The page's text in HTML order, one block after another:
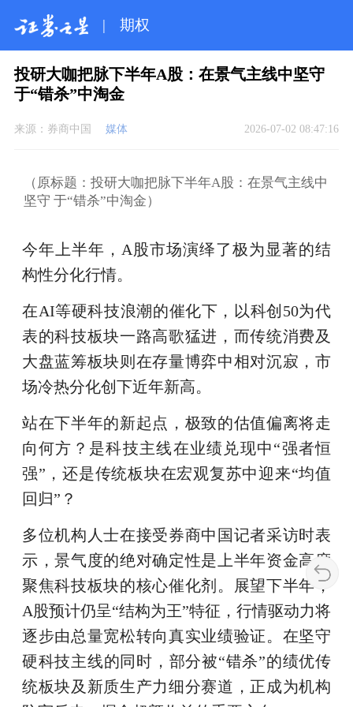
| 期权
投研大咖把脉下半年A股：在景气主线中坚守
于“错杀”中淘金
来源： 券商中国 媒体 2026-07-02 08:47:16
（原标题：投研大咖把脉下半年A股：在景气主线中
坚守 于“错杀”中淘金）
今年上半年，A股市场演绎了极为显著的结
构性分化行情。
在AI等硬科技浪潮的催化下，以科创50为代
表的科技板块一路高歌猛进，而传统消费及
大盘蓝筹板块则在存量博弈中相对沉寂，市
场冷热分化创下近年新高。
站在下半年的新起点，极致的估值偏离将走
向何方？是科技主线在业绩兑现中“强者恒
强”，还是传统板块在宏观复苏中迎来“均值
回归”？
多位机构人士在接受券商中国记者采访时表
示，景气度的绝对确定性是上半年资金高度
聚焦科技板块的核心催化剂。展望下半年，
A股预计仍呈“结构为王”特征，行情驱动力将
逐步由总量宽松转向真实业绩验证。在坚守
硬科技主线的同时，部分被“错杀”的绩优传
统板块及新质生产力细分赛道，正成为机构